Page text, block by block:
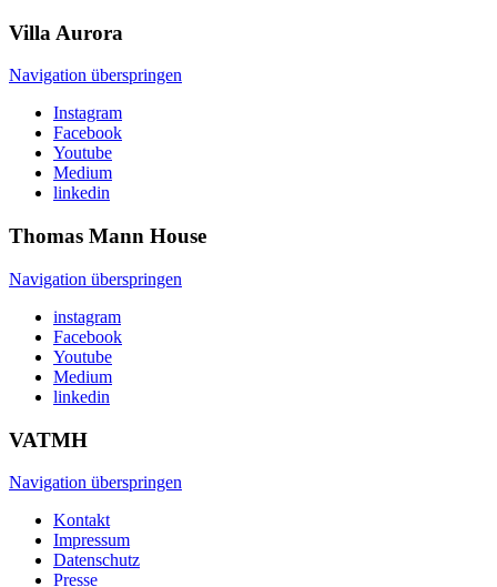
Villa Aurora
Navigation überspringen
Instagram
Facebook
Youtube
Medium
linkedin
Thomas Mann House
Navigation überspringen
instagram
Facebook
Youtube
Medium
linkedin
VATMH
Navigation überspringen
Kontakt
Impressum
Datenschutz
Presse